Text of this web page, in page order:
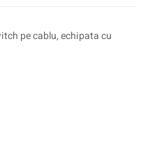
pe cablu, echipata cu